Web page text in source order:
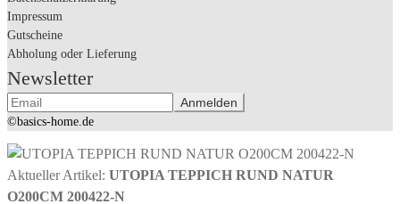
Impressum
Gutscheine
Abholung oder Lieferung
Newsletter
©basics-home.de
Aktueller Artikel: UTOPIA TEPPICH RUND NATUR
O200CM 200422-N